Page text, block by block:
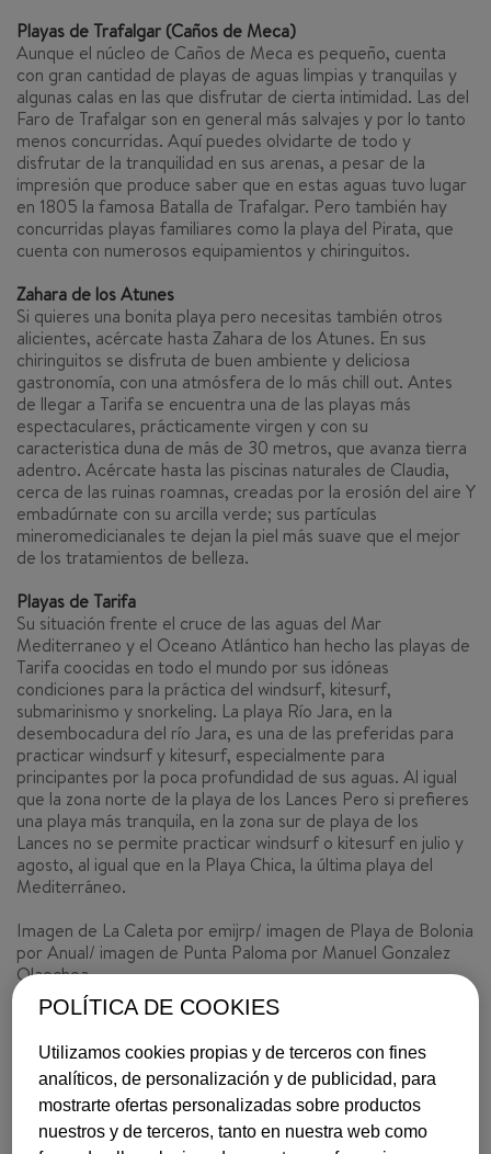
Playas de Trafalgar (Caños de Meca)
Aunque el núcleo de Caños de Meca es pequeño, cuenta
con gran cantidad de playas de aguas limpias y tranquilas y
algunas calas en las que disfrutar de cierta intimidad. Las del
Faro de Trafalgar son en general más salvajes y por lo tanto
menos concurridas. Aquí puedes olvidarte de todo y
disfrutar de la tranquilidad en sus arenas, a pesar de la
impresión que produce saber que en estas aguas tuvo lugar
en 1805 la famosa Batalla de Trafalgar. Pero también hay
concurridas playas familiares como la playa del Pirata, que
cuenta con numerosos equipamientos y chiringuitos.
Zahara de los Atunes
Si quieres una bonita playa pero necesitas también otros
alicientes, acércate hasta Zahara de los Atunes. En sus
chiringuitos se disfruta de buen ambiente y deliciosa
gastronomía, con una atmósfera de lo más chill out. Antes
de llegar a Tarifa se encuentra una de las playas más
espectaculares, prácticamente virgen y con su
caracteristica duna de más de 30 metros, que avanza tierra
adentro. Acércate hasta las piscinas naturales de Claudia,
cerca de las ruinas roamnas, creadas por la erosión del aire Y
embadúrnate con su arcilla verde; sus partículas
mineromedicianales te dejan la piel más suave que el mejor
de los tratamientos de belleza.
Playas de Tarifa
Su situación frente el cruce de las aguas del Mar
Mediterraneo y el Oceano Atlántico han hecho las playas de
Tarifa coocidas en todo el mundo por sus idóneas
condiciones para la práctica del windsurf, kitesurf,
submarinismo y snorkeling. La playa Río Jara, en la
desembocadura del río Jara, es una de las preferidas para
practicar windsurf y kitesurf, especialmente para
principantes por la poca profundidad de sus aguas. Al igual
que la zona norte de la playa de los Lances Pero si prefieres
una playa más tranquila, en la zona sur de playa de los
Lances no se permite practicar windsurf o kitesurf en julio y
agosto, al igual que en la Playa Chica, la última playa del
Mediterráneo.
Imagen de La Caleta por emijrp/ imagen de Playa de Bolonia
por Anual/ imagen de Punta Paloma por Manuel Gonzalez
Olaechea
Dan ganas de ir verdad? Anímate!Consulta nuestros precios
aquí!
JEREZ DE LA FRONTERA
18 de junio, 2014
POLÍTICA DE COOKIES
Utilizamos cookies propias y de terceros con fines
analíticos, de personalización y de publicidad, para
mostrarte ofertas personalizadas sobre productos
nuestros y de terceros, tanto en nuestra web como